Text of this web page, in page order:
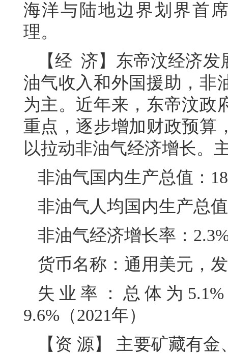
海洋与陆地边界划界首
理。
【经 济】东帝汶经济
油气收入和外国援助，非
为主。近年来，东帝汶政
重点，逐步增加财政预算
以拉动非油气经济增长。
非油气国内生产总值：
非油气人均国内生产总
非油气经济增长率：
货币名称：通用美元，
失业率：总体为
9.6%（2021年）
【资 源】 主要矿藏有